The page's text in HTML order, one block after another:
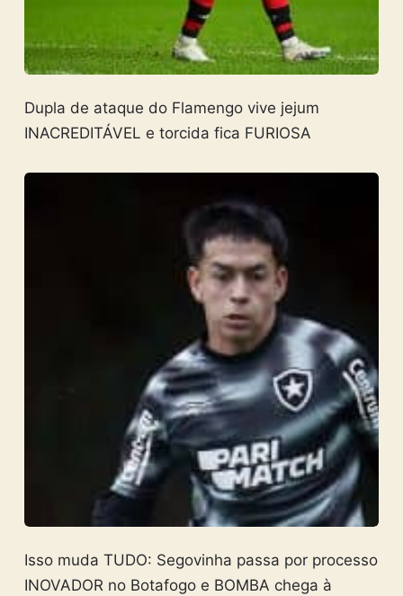
Dupla de ataque do Flamengo vive jejum
INACREDITÁVEL e torcida fica FURIOSA
Isso muda TUDO: Segovinha passa por processo
INOVADOR no Botafogo e BOMBA chega à